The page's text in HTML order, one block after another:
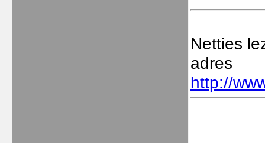
Netties
adres
http://